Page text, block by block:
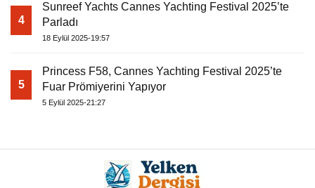
4
Sunreef Yachts Cannes Yachting Festival 2025’te
Parladı
18 Eylül 2025-19:57
5
Princess F58, Cannes Yachting Festival 2025’te
Fuar Prömiyerini Yapıyor
5 Eylül 2025-21:27